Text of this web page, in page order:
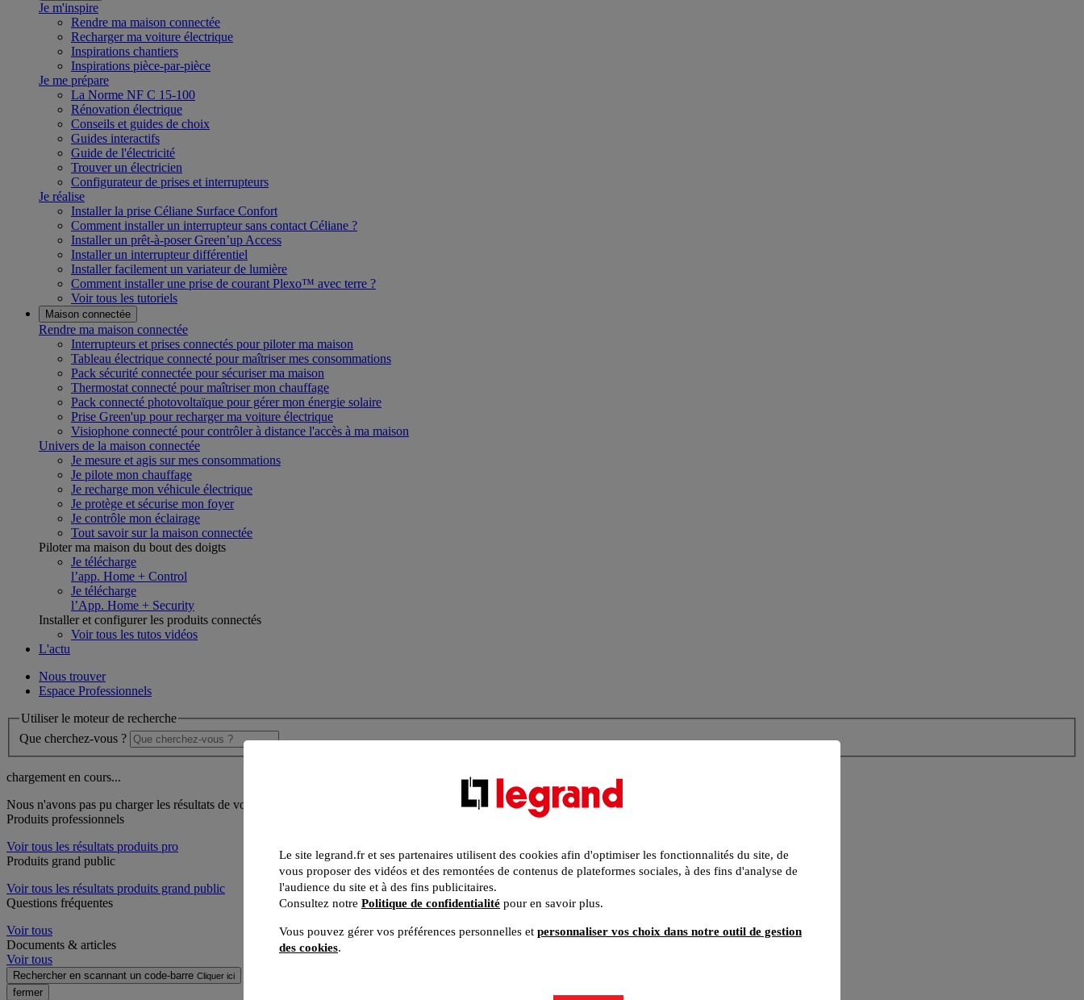
Je m'inspire
Rendre ma maison connectée
Recharger ma voiture électrique
Inspirations chantiers
Inspirations pièce-par-pièce
Je me prépare
La Norme NF C 15-100
Rénovation électrique
Conseils et guides de choix
Guides interactifs
Guide de l'électricité
Trouver un électricien
Configurateur de prises et interrupteurs
Je réalise
Installer la prise Céliane Surface Confort
Comment installer un interrupteur sans contact Céliane ?
Installer un prêt-à-poser Green’up Access
Installer un interrupteur différentiel
Installer facilement un variateur de lumière
Comment installer une prise de courant Plexo™ avec terre ?
Voir tous les tutoriels
Maison connectée
Rendre ma maison connectée
Interrupteurs et prises connectés pour piloter ma maison
Tableau électrique connecté pour maîtriser mes consommations
Pack sécurité connectée pour sécuriser ma maison
Thermostat connecté pour maîtriser mon chauffage
Pack connecté photovoltaïque pour gérer mon énergie solaire
Prise Green'up pour recharger ma voiture électrique
Visiophone connecté pour contrôler à distance l'accès à ma maison
Univers de la maison connectée
Je mesure et agis sur mes consommations
Je pilote mon chauffage
Je recharge mon véhicule électrique
Je protège et sécurise mon foyer
Je contrôle mon éclairage
Tout savoir sur la maison connectée
Piloter ma maison du bout des doigts
Je télécharge
l’app. Home + Control
Je télécharge
l’App. Home + Security
Installer et configurer les produits connectés
Voir tous les tutos vidéos
L'actu
Nous trouver
Espace Professionnels
Utiliser le moteur de recherche
Que cherchez-vous ?
chargement en cours...
Nous n'avons pas pu charger les résultats de votre recherche
Produits professionnels
Voir tous les résultats produits pro
Produits grand public
Voir tous les résultats produits grand public
Questions fréquentes
Voir tous
Documents & articles
Voir tous
Rechercher en scannant un code-barre Cliquer ici
fermer
Le site legrand.fr et ses partenaires utilisent des cookies afin d'optimiser les fonctionnalités du site, de
vous proposer des vidéos et des remontées de contenus de plateformes sociales, à des fins d'analyse de
l'audience du site et à des fins publicitaires.
Consultez notre Politique de confidentialité pour en savoir plus.
Vous pouvez gérer vos préférences personnelles et personnaliser vos choix dans notre outil de gestion
des cookies.